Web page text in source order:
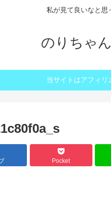
私が見て良いなと思
のりちゃ
当サイトはアフィリ
Pocket